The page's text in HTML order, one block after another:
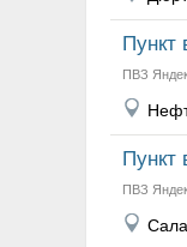
Пункт
ПВЗ
Пункт
ПВЗ